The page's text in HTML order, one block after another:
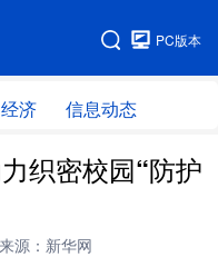
PC版本
经济 信息动态
织密校园“防护
来源：新华网